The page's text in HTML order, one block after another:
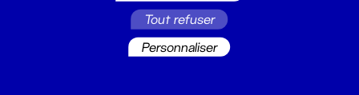
billetterie@leGrandT.fr
Du lundi au vendredi 14h → 18h
Tout refuser
Personnaliser